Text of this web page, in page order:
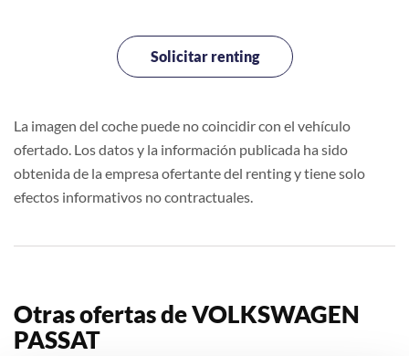
Solicitar renting
La imagen del coche puede no coincidir con el vehículo
ofertado. Los datos y la información publicada ha sido
obtenida de la empresa ofertante del renting y tiene solo
efectos informativos no contractuales.
Otras ofertas de VOLKSWAGEN
PASSAT